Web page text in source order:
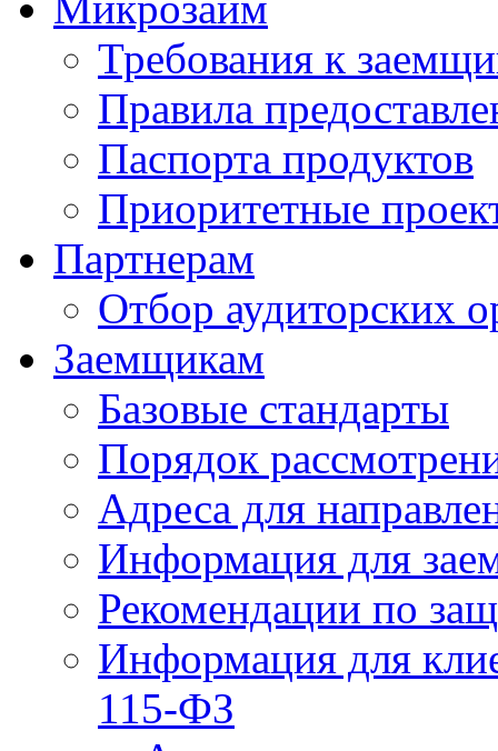
Требования к
Правила
Паспорта продуктов
Приоритетные
Партнерам
Отбор аудиторских
Заемщикам
Базовые стандарты
Порядок
Адреса для
Информация для
Рекомендации по
Информация для
115-ФЗ